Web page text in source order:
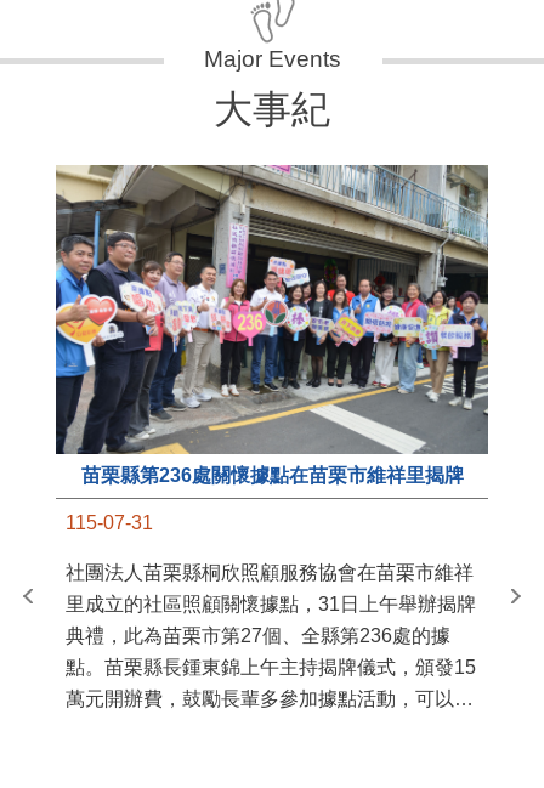
大事紀
苗栗縣第236處關懷據點在苗栗市維祥里揭牌
115-07-31
社團法人苗栗縣桐欣照顧服務協會在苗栗市維祥
里成立的社區照顧關懷據點，31日上午舉辦揭牌
典禮，此為苗栗市第27個、全縣第236處的據
點。苗栗縣長鍾東錦上午主持揭牌儀式，頒發15
萬元開辦費，鼓勵長輩多參加據點活動，可以更
苗